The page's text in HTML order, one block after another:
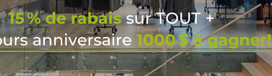
15 % de rabais sur TOUT +
anniversaire 1000 $ à gagner!